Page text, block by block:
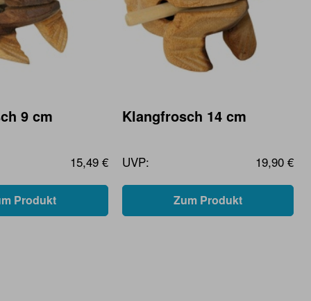
9 cm
15,49 €
Produkt
Klangfrosch 14 cm
UVP: 19,90 €
Zum Produkt